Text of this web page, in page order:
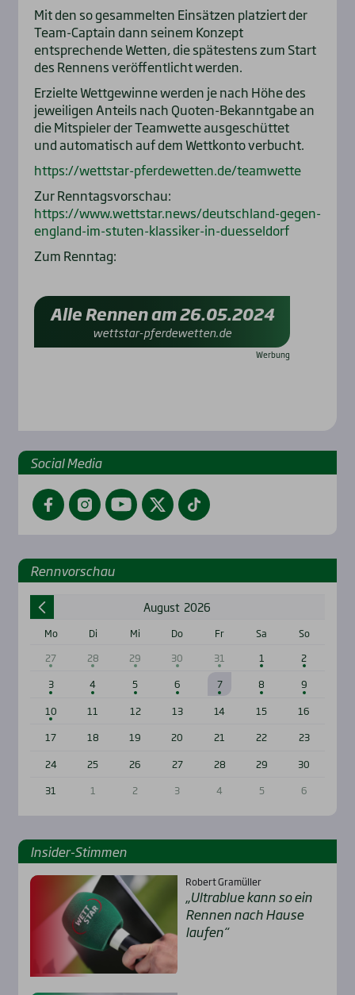
Mit den so gesammelten Einsätzen platziert der
Team-Captain dann seinem Konzept
entsprechende Wetten, die spätestens zum Start
des Rennens veröffentlicht werden.
Erzielte Wettgewinne werden je nach Höhe des
jeweiligen Anteils nach Quoten-Bekanntgabe an
die Mitspieler der Teamwette ausgeschüttet
und automatisch auf dem Wettkonto verbucht.
https://wettstar-pferdewetten.de/teamwette
Zur Renntagsvorschau:
https://www.wettstar.news/deutschland-gegen-
england-im-stuten-klassiker-in-duesseldorf
Zum Renntag:
Alle Rennen am 26.05.2024
wettstar-pferdewetten.de
Social Media
FacebookInstagramYouTubeTwitterTikTok
Renn­vor­schau
August 2026
Mo Di Mi Do Fr Sa
So
27
28 29 30 31 1
2
3
4 5 6 7 8
9
10
11 12 13 14 15
16
17
18 19 20 21 22
23
24
25 26 27 28 29
30
31
1 2 3 4 5 6
Insi­der-Stim­men
Robert Gramüller
„Ultra­b­lue kann so ein
Ren­nen nach Hau­se
lau­fen“